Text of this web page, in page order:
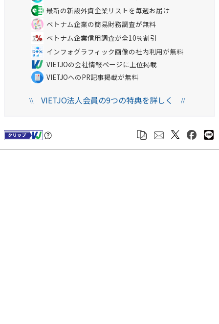
最新の新設外資企業リストを毎週お届け
ベトナム企業の簡易財務調査が無料
ベトナム企業信用調査が全10％割引
インフォグラフィック画像の社内利用が無料
VIETJOの会社情報ページに上位掲載
VIETJOへのPR記事掲載が無料
\\VIETJO法人会員の9つの特典を詳しく //